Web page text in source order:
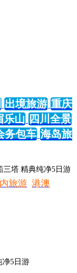
出境旅游 重庆
乐山 四川全景
务包车 海岛旅
三塔 精典纯净5日游
旅游 港澳
净5日游